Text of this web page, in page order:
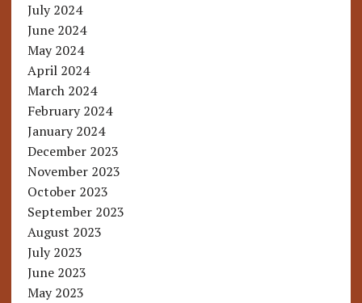
July 2024
June 2024
May 2024
April 2024
March 2024
February 2024
January 2024
December 2023
November 2023
October 2023
September 2023
August 2023
July 2023
June 2023
May 2023